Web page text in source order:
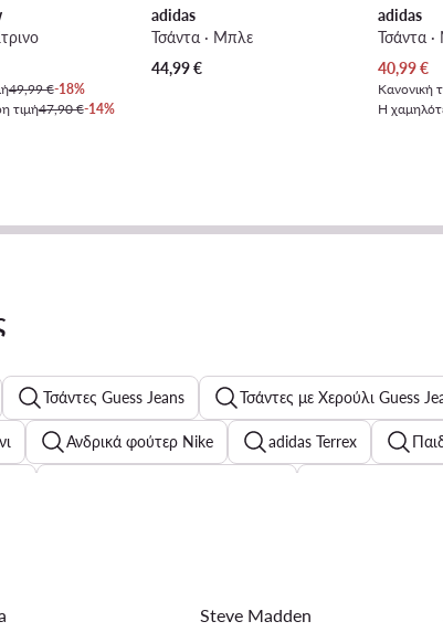
49,99 €-18%
τιμή47,90 €-14%
adidas
Τσάντα · Μπλε
44,99€
adidas
Τσάντα
Τρέχουσα
40,99€
Κανονική
Η
Τσάντες Guess Jeans Τσάντες με Χερούλι Guess
Ανδρικά φούτερ Nike adidas Terrex
Πορτοφόλια Calvin Klein για γυναίκες
Steve Madden